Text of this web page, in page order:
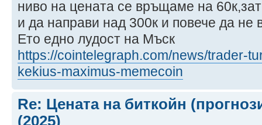
ниво на цената се връщаме на
и да направи над 300к и повече да не
Ето едно лудост на Мъск
https://cointelegraph.com/news/trader-
kekius-maximus-memecoin
Re: Цената на биткойн
(2025)